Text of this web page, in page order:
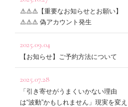
⚠️⚠️⚠️【重要なお知らせとお願い】
⚠️⚠️⚠️ 偽アカウント発生
2025.09.04
【お知らせ】ご予約方法について
2025.07.28
「引き寄せがうまくいかない理由
は“波動”かもしれません」現実を変え